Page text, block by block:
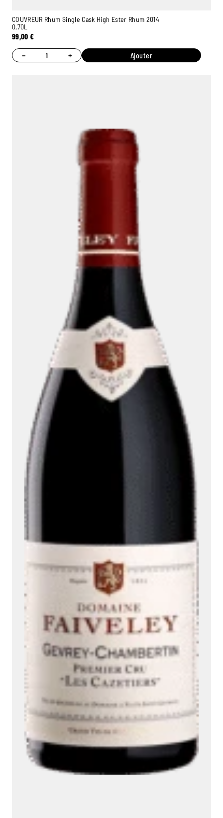
COUVREUR Rhum Single Cask High Ester Rhum 2014
0,70L
99,00€
− + Ajouter